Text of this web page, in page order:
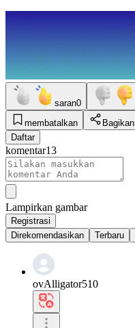
saran0
membatalkan
Bagikan
Daftar
komentar13
Lampirkan gambar
Registrasi
Direkomendasikan
Terbaru
ovAlligator510